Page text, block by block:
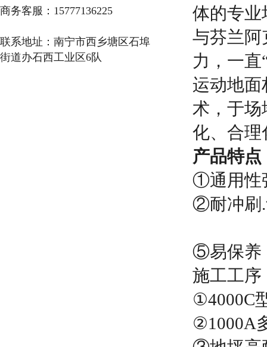
商务客服：15777136225
联系地址：南宁市西乡塘区石埠
街道办石西工业区6队
体的专业
与芬兰阿
力，一
运动地面
术，于场
化、合理
产品特点
①通用性
②耐冲刷.
⑤易保养
施工工序
①4000C
②1000A